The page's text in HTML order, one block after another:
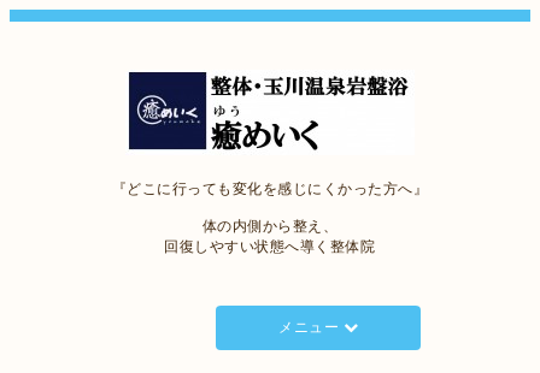
『どこに行っても変化を感じにくかった方へ』
体の内側から整え、
回復しやすい状態へ導く整体院
メニュー